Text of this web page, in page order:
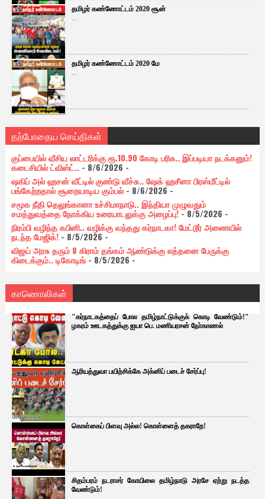
தமிழர் கண்ணோட்டம் 2020 சூன்
...
தமிழர் கண்ணோட்டம் 2020 மே
...
தற்போதைய செய்திகள்
குப்பையில் வீசிய லாட்டரிக்கு ரூ.10.90 கோடி பரிசு.. இப்படியா நடக்கனும்!
கடைசியில் ட்விஸ்ட்..- 8/6/2026 -
ஷகிப் அல் ஹசன் வீட்டில் குண்டு வீச்சு.. ஷேக் ஹசீனா பிரஸ்மீட்டில்
பங்கேற்றதால் சூறையாடிய கும்பல்- 8/6/2026-
சமூக நீதி தெலுங்கானா உச்சிமாநாடு.. இந்தியா முழுவதும்
சமத்துவத்தை நோக்கிய உரையாடலுக்கு அழைப்பு!- 8/5/2026 -
நிரம்பி வழிந்த கபினி.. வழிக்கு வந்தது கர்நாடகா! மேட்டூர் அணையில்
நடந்த மேஜிக்!- 8/5/2026 -
விஜய் அரசு தரும் 8 கிராம் தங்கம் ஆண்டுக்கு எத்தனை பேருக்கு
கிடைக்கும்.. டிகோடிங்- 8/5/2026 -
காணொலிகள்
"கர்நாடகத்தைப் போல தமிழ்நாட்டுக்குக் கொடி வேண்டும்!"
ழகரம் ஊடகத்துக்கு ஐயா பெ. மணியரசன் நோ்காணல்
ஆரியத்துவா பயிற்சிக்கே அக்னிப் படைச் சேர்ப்பு!
கொள்கைப் பிளவு அல்ல! கொள்ளைத் தகராறே!
சிதம்பரம் நடராசர் கோயிலை தமிழ்நாடு அரசே ஏற்று நடத்த
வேண்டும்!